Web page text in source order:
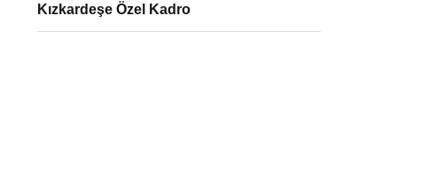
Kızkardeşe Özel Kadro